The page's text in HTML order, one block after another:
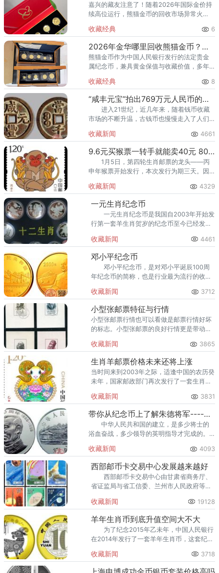
嘉兴的藏友注意了！随着2026年国际金价持
续高位运行，熊猫金币的回收市场异常火
要么是金店只卖不收，要么是典当行压价太
狠，一套57克套装熊猫金币
收藏经典 6
2026年金华哪里回收熊猫金币？收购金银币机构渠道推荐
熊猫金币作为中国人民银行发行的法定贵金
属纪念币，兼具黄金保值与收藏价值，多年
国际金价持续走高，熊猫金币回收行情水涨
船高，一套近年发行的57
收藏经典 8
“咸丰元宝”拍出769万元人民币的高价
进入21世纪，近几年来，随着钱币收藏
市场的不断升温，古钱币也慢慢走入了人们
继拍出了不错的价格。
收藏新闻 4661
9.6元买猴票一转手就能卖40元 80版猴票值120万
1月5日，第四轮生肖邮票的龙头——丙
申年猴票开始发行，本次发行为期三天。因
寒，连夜排队。
收藏新闻 4329
一元生肖纪念币
一元生肖纪念币是我国自2003年开始发
行第一套羊生肖贺岁的纪念币至今已经发行
收藏新闻 4461
邓小平纪念币
邓小平纪念币，是对邓小平诞辰100周
年纪念币的简称，也是行业最为流行的收藏
即使是很多菜鸟和新手都能立即反应过来。
收藏新闻 3712
小型张邮票特征与行情
小型张邮票行情也可以看做是邮票行情好坏
的标志。小型张邮票的良好行情更是带动了
收藏新闻 3865
生肖羊邮票价格未来还将上涨
当时间来到2003年之际，适逢中国的农历癸
未年，国家邮政部门再次发行了一套生肖羊
票，在设计方面有着共同的特征，那就是有
着浓郁的中国民俗特色。
收藏新闻 3831
带你从纪念币上了解朱德将军----朱德康银阁卡币
中华人民共和国的建立，是多少将士的
浴血奋战，多少领导的英明指导才完成的。
之一，同时也是十大元帅之首。
收藏新闻 4093
西部邮币卡交易中心发展越来越好
西部邮币卡交易中心由甘肃省商务厅、
省证监局与省工信委、兰州市人民政府等约
中心成立以来，已经有数不尽的人在这里进
行交易。
收藏新闻 19128
羊年生肖币到底升值空间大不大
为了纪念2015年乙未年，中国人民银行
在2014年发行了一套羊年生肖币，这套纪念
徽，并且图案都是以民间的传统羊造型为主
题。
收藏新闻 3718